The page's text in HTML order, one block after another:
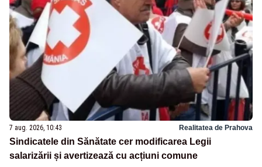
7 aug. 2026, 10:43 Realitatea de Prahova
Sindicatele din Sănătate cer modificarea Legii
salarizării și avertizează cu acțiuni comune